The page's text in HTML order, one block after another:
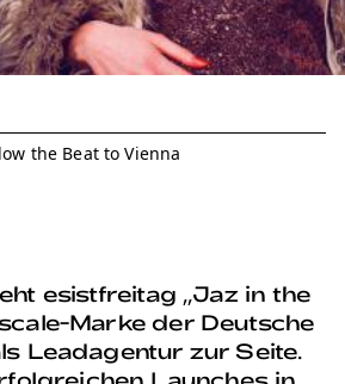
the Beat to Vienna
esistfreitag „Jaz in the
Marke der Deutsche
Leadagentur zur Seite.